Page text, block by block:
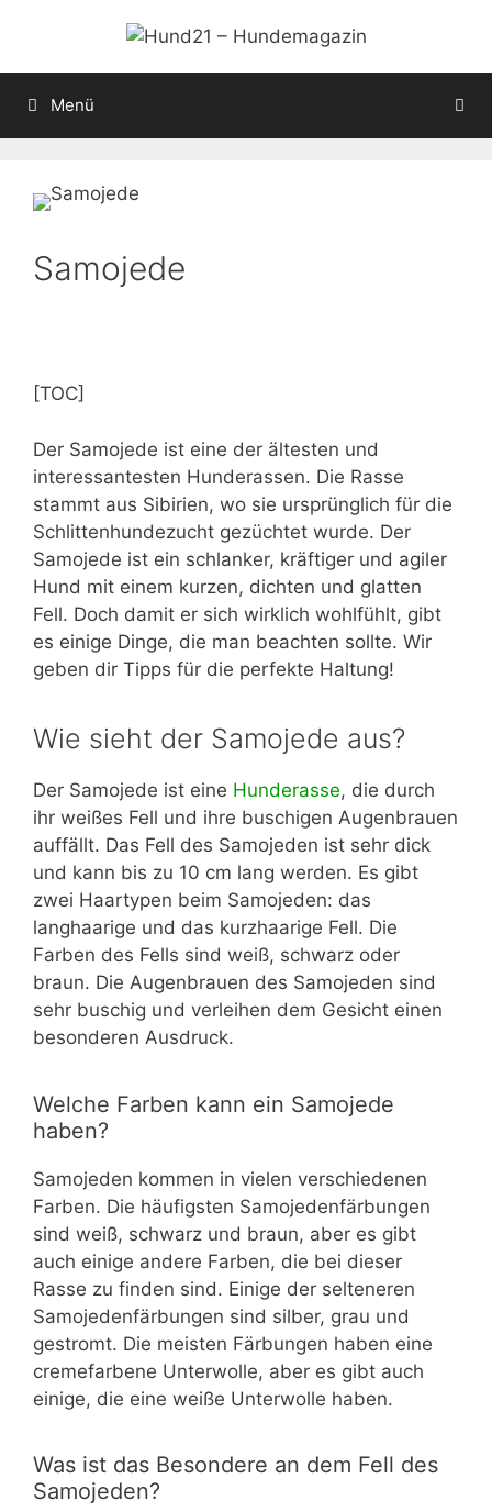
springen
Menü
Samojede
[TOC]
Der Samojede ist eine der ältesten und
interessantesten Hunderassen. Die Rasse
stammt aus Sibirien, wo sie ursprünglich für die
Schlittenhundezucht gezüchtet wurde. Der
Samojede ist ein schlanker, kräftiger und agiler
Hund mit einem kurzen, dichten und glatten
Fell. Doch damit er sich wirklich wohlfühlt, gibt
es einige Dinge, die man beachten sollte. Wir
geben dir Tipps für die perfekte Haltung!
Wie sieht der Samojede aus?
Der Samojede ist eine Hunderasse, die durch
ihr weißes Fell und ihre buschigen Augenbrauen
auffällt. Das Fell des Samojeden ist sehr dick
und kann bis zu 10 cm lang werden. Es gibt
zwei Haartypen beim Samojeden: das
langhaarige und das kurzhaarige Fell. Die
Farben des Fells sind weiß, schwarz oder
braun. Die Augenbrauen des Samojeden sind
sehr buschig und verleihen dem Gesicht einen
besonderen Ausdruck.
Welche Farben kann ein Samojede
haben?
Samojeden kommen in vielen verschiedenen
Farben. Die häufigsten Samojedenfärbungen
sind weiß, schwarz und braun, aber es gibt
auch einige andere Farben, die bei dieser
Rasse zu finden sind. Einige der selteneren
Samojedenfärbungen sind silber, grau und
gestromt. Die meisten Färbungen haben eine
cremefarbene Unterwolle, aber es gibt auch
einige, die eine weiße Unterwolle haben.
Was ist das Besondere an dem Fell des
Samojeden?